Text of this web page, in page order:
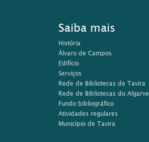
Saiba mais
História
Álvaro de Campos
Edifício
Serviços
Rede de Bibliotecas de Tavira
Rede de Bibliotecas do Algarve
Fundo bibliográfico
Atividades regulares
Município de Tavira